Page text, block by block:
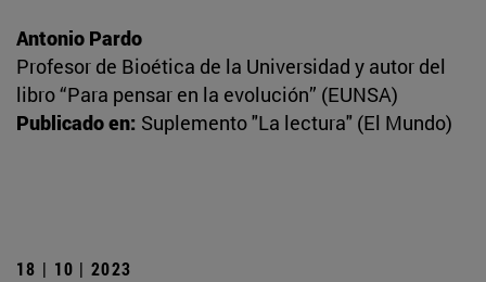
Antonio Pardo
Profesor de Bioética de la Universidad y autor del
libro “Para pensar en la evolución” (EUNSA)
Publicado en: Suplemento "La lectura" (El Mundo)
18 | 10 | 2023